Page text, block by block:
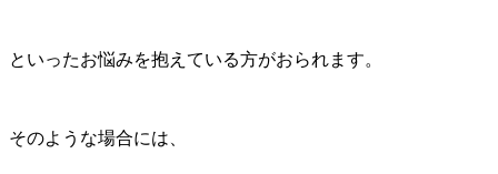
といったお悩みを抱えている方がおられます。
そのような場合には、